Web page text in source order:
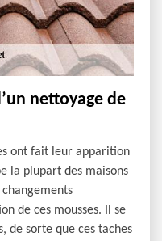
nettoyage de
ont fait leur apparition
la plupart des maisons
de ces mousses. Il se
de sorte que ces taches